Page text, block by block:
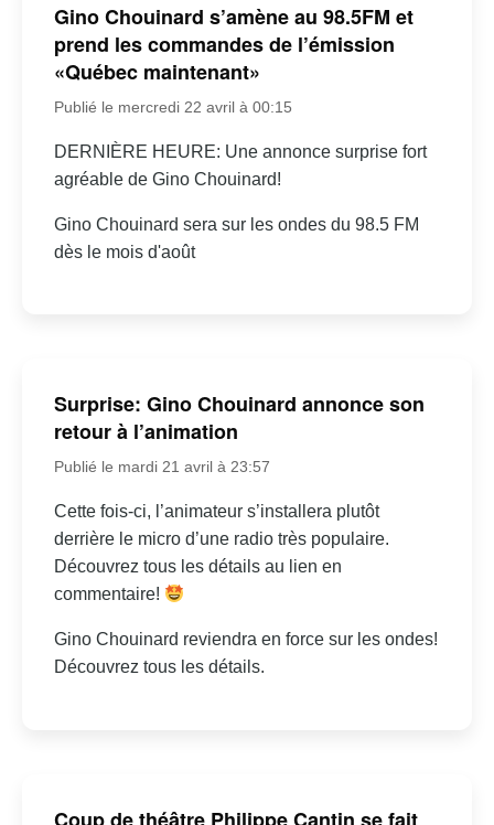
Gino Chouinard s’amène au 98.5FM et
prend les commandes de l’émission
«Québec maintenant»
Publié le mercredi 22 avril à 00:15
DERNIÈRE HEURE: Une annonce surprise fort
agréable de Gino Chouinard!
Gino Chouinard sera sur les ondes du 98.5 FM
dès le mois d'août
Surprise: Gino Chouinard annonce son
retour à l’animation
Publié le mardi 21 avril à 23:57
Cette fois-ci, l’animateur s’installera plutôt
derrière le micro d’une radio très populaire.
Découvrez tous les détails au lien en
commentaire!
Gino Chouinard reviendra en force sur les ondes!
Découvrez tous les détails.
Coup de théâtre Philippe Cantin se fait